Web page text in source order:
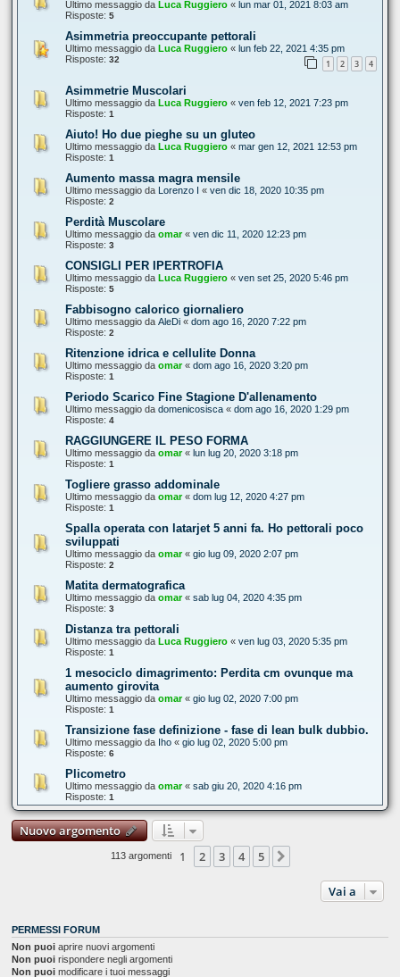
Ultimo messaggio da Luca Ruggiero « lun mar 01, 2021 8:03 am
Risposte: 5
Asimmetria preoccupante pettorali
Ultimo messaggio da Luca Ruggiero « lun feb 22, 2021 4:35 pm
Risposte: 32 1 2 3 4
Asimmetrie Muscolari
Ultimo messaggio da Luca Ruggiero « ven feb 12, 2021 7:23 pm
Risposte: 1
Aiuto! Ho due pieghe su un gluteo
Ultimo messaggio da Luca Ruggiero « mar gen 12, 2021 12:53 pm
Risposte: 1
Aumento massa magra mensile
Ultimo messaggio da Lorenzo I « ven dic 18, 2020 10:35 pm
Risposte: 2
Perdità Muscolare
Ultimo messaggio da omar« ven dic 11, 2020 12:23 pm
Risposte: 3
CONSIGLI PER IPERTROFIA
Ultimo messaggio da Luca Ruggiero « ven set 25, 2020 5:46 pm
Risposte: 5
Fabbisogno calorico giornaliero
Ultimo messaggio da AleDi « dom ago 16, 2020 7:22 pm
Risposte: 2
Ritenzione idrica e cellulite Donna
Ultimo messaggio da omar« dom ago 16, 2020 3:20 pm
Risposte: 1
Periodo Scarico Fine Stagione D'allenamento
Ultimo messaggio da domenicosisca « dom ago 16, 2020 1:29 pm
Risposte: 4
RAGGIUNGERE IL PESO FORMA
Ultimo messaggio da omar« lun lug 20, 2020 3:18 pm
Risposte: 1
Togliere grasso addominale
Ultimo messaggio da omar« dom lug 12, 2020 4:27 pm
Risposte: 1
Spalla operata con latarjet 5 anni fa. Ho pettorali poco
sviluppati
Ultimo messaggio da omar« gio lug 09, 2020 2:07 pm
Risposte: 2
Matita dermatografica
Ultimo messaggio da omar« sab lug 04, 2020 4:35 pm
Risposte: 3
Distanza tra pettorali
Ultimo messaggio da Luca Ruggiero « ven lug 03, 2020 5:35 pm
Risposte: 1
1 mesociclo dimagrimento: Perdita cm ovunque ma
aumento girovita
Ultimo messaggio da omar« gio lug 02, 2020 7:00 pm
Risposte: 1
Transizione fase definizione - fase di lean bulk dubbio.
Ultimo messaggio da Iho « gio lug 02, 2020 5:00 pm
Risposte: 6
Plicometro
Ultimo messaggio da omar« sab giu 20, 2020 4:16 pm
Risposte: 1
Nuovo argomento
113 argomenti 1 2 3 4 5
Vai a
PERMESSI FORUM
Non puoi aprire nuovi argomenti
Non puoi rispondere negli argomenti
Non puoi modificare i tuoi messaggi